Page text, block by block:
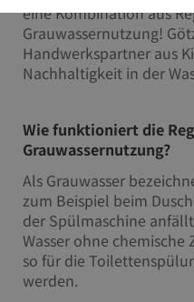
eine Kombination aus
Grauwassernutzung!
Handwerkspartner aus
Nachhaltigkeit in der
Wie funktioniert die
Grauwassernutzung?
Als Grauwasser
zum Beispiel beim
der Spülmaschine
Wasser ohne
so für die
werden.